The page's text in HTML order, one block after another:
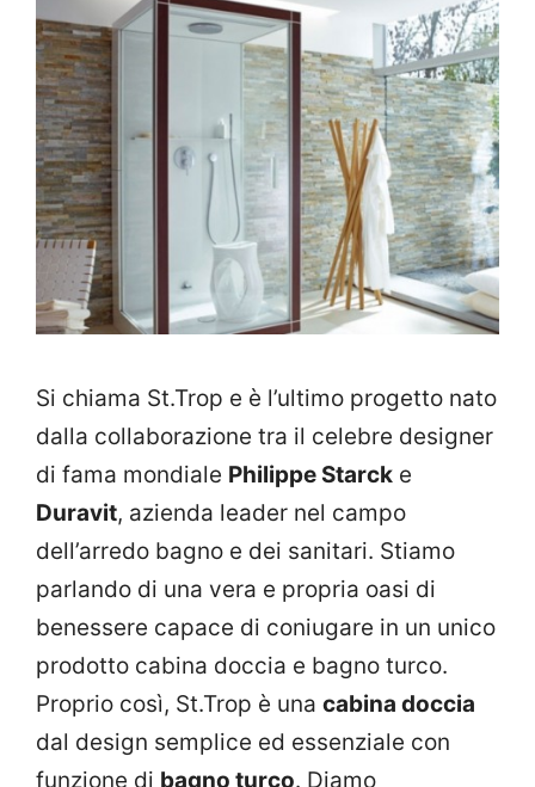
Si chiama St.Trop e è l’ultimo progetto nato
dalla collaborazione tra il celebre designer
di fama mondiale Philippe Starck e
Duravit, azienda leader nel campo
dell’arredo bagno e dei sanitari. Stiamo
parlando di una vera e propria oasi di
benessere capace di coniugare in un unico
prodotto cabina doccia e bagno turco.
Proprio così, St.Trop è una cabina doccia
dal design semplice ed essenziale con
funzione di bagno turco. Diamo